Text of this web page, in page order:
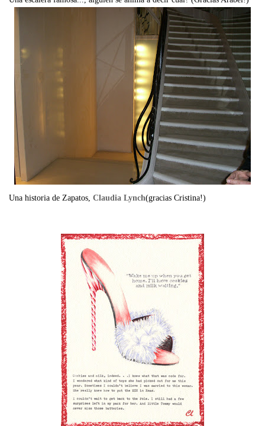
Una historia de Zapatos, Claudia Lynch(gracias Cristina!)